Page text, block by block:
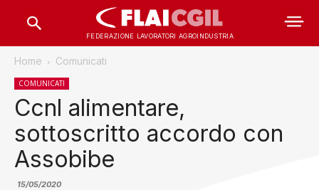
FEDERAZIONE LAVORATORI AGROINDUSTRIA
Home Comunicati
COMUNICATI
Ccnl alimentare,
sottoscritto accordo con
Assobibe
15/05/2020